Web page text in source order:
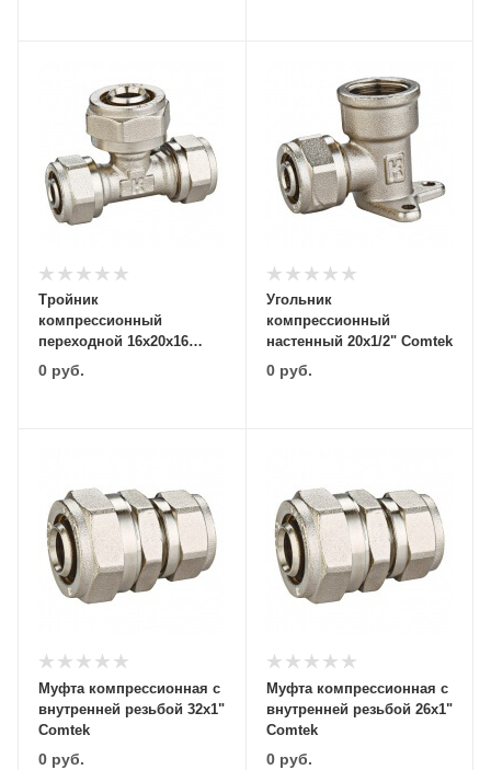
Тройник
компрессионный
переходной 16х20х16
Comtek
0 руб.
Угольник
компрессионный
настенный 20х1/2" Comtek
0руб.
Муфта компрессионная с
внутренней резьбой 32х1"
Comtek
0 руб.
Муфта компрессионная с
внутренней резьбой 26х1"
Comtek
0руб.